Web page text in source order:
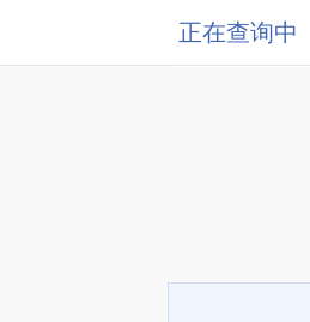
正在查询中